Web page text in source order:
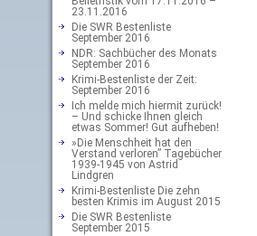
23.11.2016
Die SWR Bestenliste
September 2016
NDR: Sachbücher des Monats
September 2016
Krimi-Bestenliste der Zeit:
September 2016
Ich melde mich hiermit zurück!
– Und schicke Ihnen gleich
etwas Sommer! Gut aufheben!
»Die Menschheit hat den
Verstand verloren” Tagebücher
1939-1945 von Astrid
Lindgren
Krimi-Bestenliste Die zehn
besten Krimis im August 2015
Die SWR Bestenliste
September 2015